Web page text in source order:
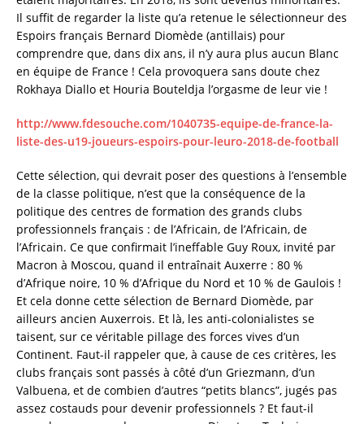
Il suffit de regarder la liste qu’a retenue le sélectionneur des
Espoirs français Bernard Diomède (antillais) pour
comprendre que, dans dix ans, il n’y aura plus aucun Blanc
en équipe de France ! Cela provoquera sans doute chez
Rokhaya Diallo et Houria Bouteldja l’orgasme de leur vie !
http://www.fdesouche.com/1040735-equipe-de-france-la-
liste-des-u19-joueurs-espoirs-pour-leuro-2018-de-football
Cette sélection, qui devrait poser des questions à l’ensemble
de la classe politique, n’est que la conséquence de la
politique des centres de formation des grands clubs
professionnels français : de l’Africain, de l’Africain, de
l’Africain. Ce que confirmait l’ineffable Guy Roux, invité par
Macron à Moscou, quand il entraînait Auxerre : 80 %
d’Afrique noire, 10 % d’Afrique du Nord et 10 % de Gaulois !
Et cela donne cette sélection de Bernard Diomède, par
ailleurs ancien Auxerrois. Et là, les anti-colonialistes se
taisent, sur ce véritable pillage des forces vives d’un
Continent. Faut-il rappeler que, à cause de ces critères, les
clubs français sont passés à côté d’un Griezmann, d’un
Valbuena, et de combien d’autres “petits blancs”, jugés pas
assez costauds pour devenir professionnels ? Et faut-il